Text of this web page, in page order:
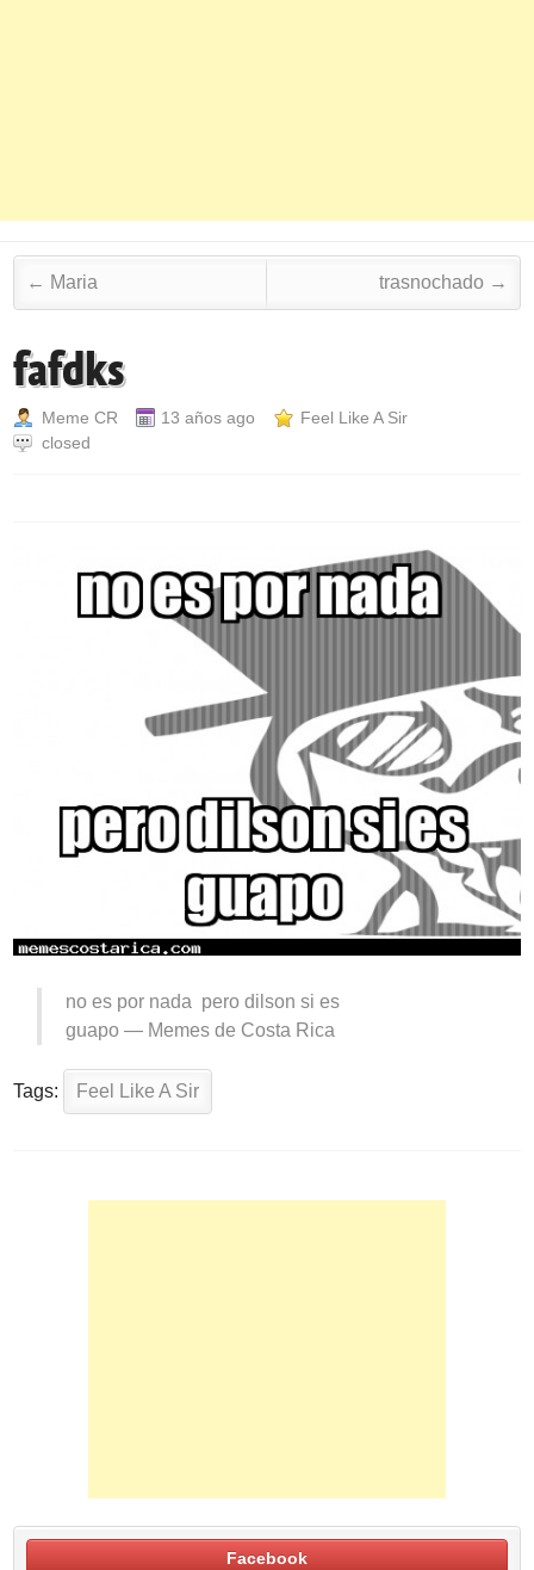
Post navigation
← Maria trasnochado →
fafdks
Meme CR 13 años ago
Feel Like A Sir
closed
no es por nada pero dilson si es
guapo — Memes de Costa Rica
Tags: Feel Like A Sir
Facebook